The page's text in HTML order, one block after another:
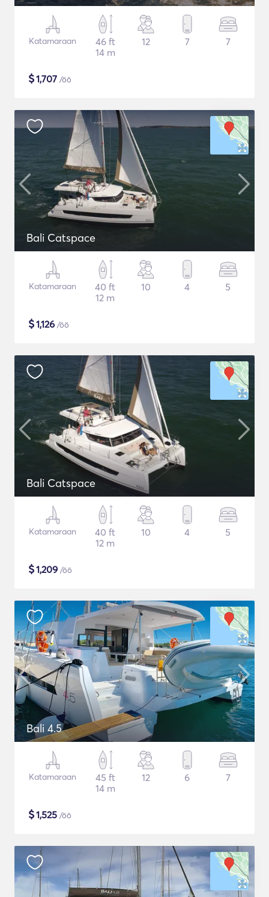
Katamaraan
46 ft
14 m
12 7 7
$1,707 /öö
Bali Catspace
Katamaraan
40 ft
12 m
10 4 5
$1,126 /öö
Bali Catspace
Katamaraan
40 ft
12 m
10 4 5
$1,209 /öö
Bali 4.5
Katamaraan
45 ft
14 m
12 6 7
$1,525 /öö